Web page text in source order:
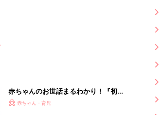
赤ちゃんのお世話まるわかり！『初め
てのひよこクラブ 夏号』〈巻頭大特
赤ちゃん・育児